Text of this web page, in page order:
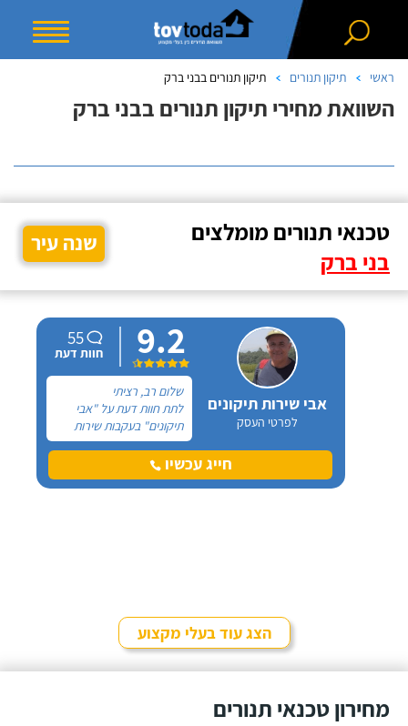
ראשי תיקון תנורים תיקון תנורים בבני ברק
השוואת מחירי תיקון תנורים בבני ברק
טכנאי תנורים מומלצים
בני ברק
שנה עיר
אבי שירות תיקונים
לפרטי העסק
9.2
55
חוות דעת
שלום רב, רציתי
לתת חוות דעת על "אבי
תיקונים" בעקבות שירות
מצויין שקיבלתי ממנו.
האמת שהגעתי לאבי
בעקבות בעיה בכיריים גז,
חייג עכשיו
הצג עוד בעלי מקצוע
מחירון טכנאי תנורים